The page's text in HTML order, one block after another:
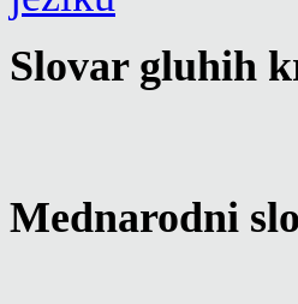
Slovar gluhih
Mednarodni